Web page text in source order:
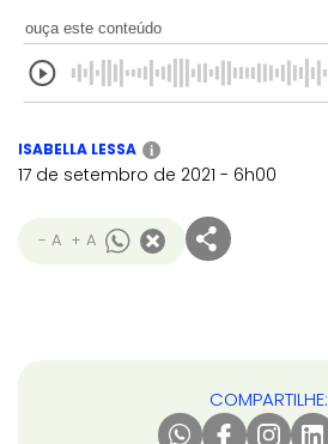
ouça este conteúdo
ISABELLA LESSA i
17 de setembro de 2021 - 6h00
- A + A
COMPARTILHE: